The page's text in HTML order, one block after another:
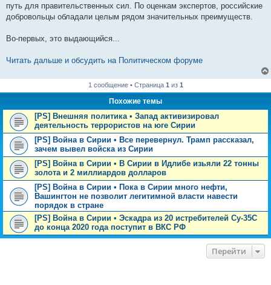
путь для правительственных сил. По оценкам экспертов, российские
добровольцы обладали целым рядом значительных преимуществ.
Во-первых, это выдающийся...
Читать дальше и обсудить на Политическом форуме
1 сообщение • Страница 1 из 1
Похожие темы
[PS] Внешняя политика • Запад активизировал
деятельность террористов на юге Сирии
[PS] Война в Сирии • Все перевернул. Трамп рассказал,
зачем вывел войска из Сирии
[PS] Война в Сирии • В Сирии в Идлибе изьяли 22 тонны
золота и 2 миллиардов долларов
[PS] Война в Сирии • Пока в Сирии много нефти,
Вашингтон не позволит легитимной власти навести
порядок в стране
[PS] Война в Сирии • Эскадра из 20 истребителей Су-35С
до конца 2020 года поступит в ВКС РФ
Перейти